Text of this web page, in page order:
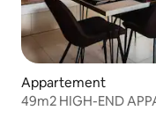
Appartement
49m2 HIGH-END